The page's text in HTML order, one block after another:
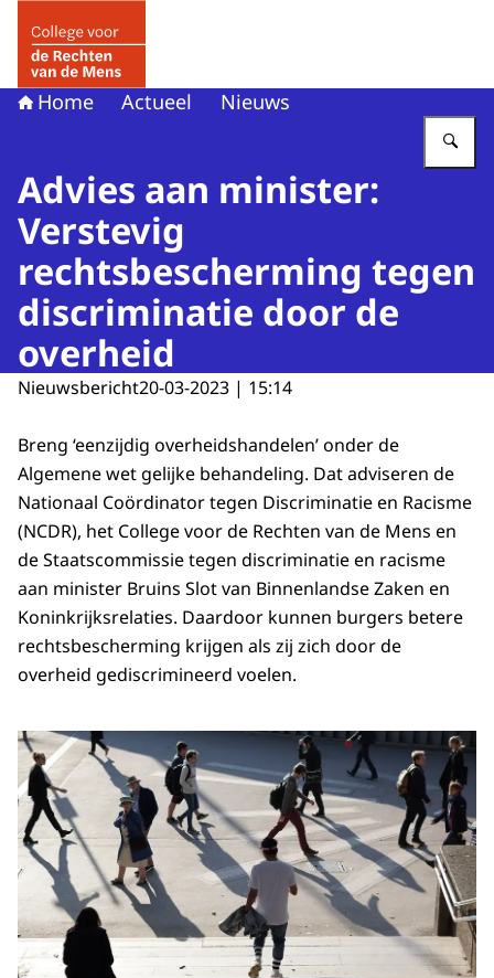
Home Actueel Nieuws
Advies aan minister:
Verstevig
rechtsbescherming tegen
discriminatie door de
overheid
Nieuwsbericht20-03-2023 | 15:14
Breng ‘eenzijdig overheidshandelen’ onder de
Algemene wet gelijke behandeling. Dat adviseren de
Nationaal Coördinator tegen Discriminatie en Racisme
(NCDR), het College voor de Rechten van de Mens en
de Staatscommissie tegen discriminatie en racisme
aan minister Bruins Slot van Binnenlandse Zaken en
Koninkrijksrelaties. Daardoor kunnen burgers betere
rechtsbescherming krijgen als zij zich door de
overheid gediscrimineerd voelen.